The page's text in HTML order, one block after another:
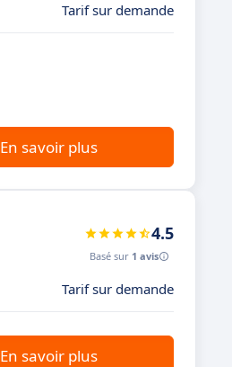
Tarif sur demande
En savoir plus
4.5
Basé sur 1 avis
Tarif sur demande
En savoir plus